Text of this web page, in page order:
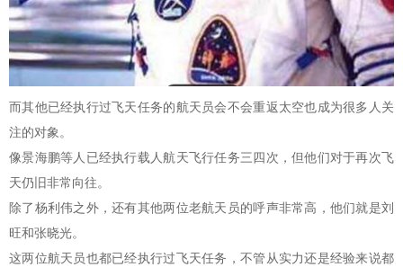
而其他已经执行过飞天任务的航天员会不会重返太空也成为很多人关
注的对象。
像景海鹏等人已经执行载人航天飞行任务三四次，但他们对于再次飞
天仍旧非常向往。
除了杨利伟之外，还有其他两位老航天员的呼声非常高，他们就是刘
旺和张晓光。
这两位航天员也都已经执行过飞天任务，不管从实力还是经验来说都